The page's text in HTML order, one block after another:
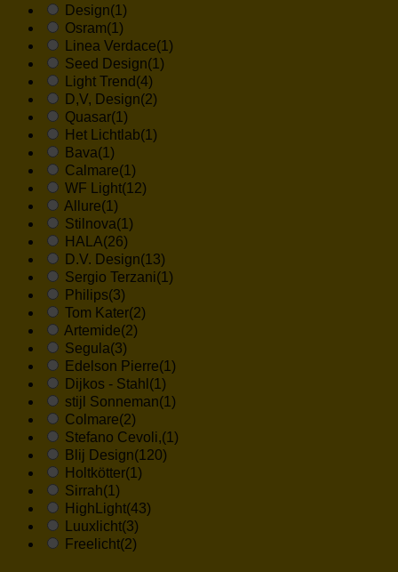
Design(1)
Osram(1)
Linea Verdace(1)
Seed Design(1)
Light Trend (4)
D,V, Design(2)
Quasar(1)
Het Lichtlab(1)
Bava(1)
Calmare(1)
WF Light(12)
Allure(1)
Stilnova(1)
HALA(26)
D.V. Design(13)
Sergio Terzani(1)
Philips(3)
Tom Kater(2)
Artemide(2)
Segula(3)
Edelson Pierre(1)
Dijkos - Stahl (1)
stijl Sonneman(1)
Colmare(2)
Stefano Cevoli,(1)
Blij Design(120)
Holtkötter(1)
Sirrah(1)
HighLight(43)
Luuxlicht(3)
Freelicht(2)